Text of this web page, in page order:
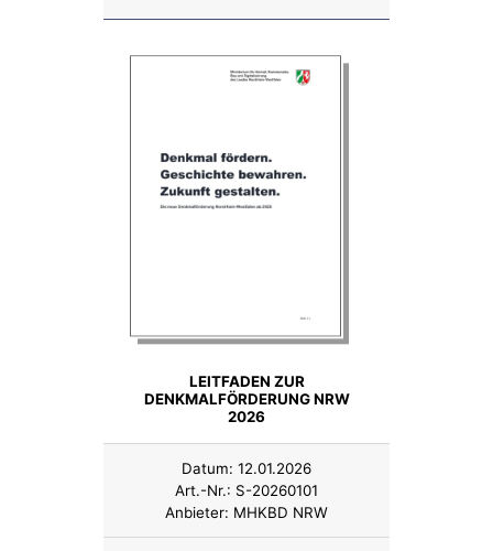
LEITFADEN ZUR
DENKMALFÖRDERUNG NRW
2026
Datum: 12.01.2026
Art.-Nr.: S-20260101
Anbieter: MHKBD NRW